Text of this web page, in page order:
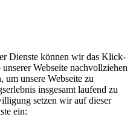
Dienste können wir das Klick-
Webseite nachvollziehen
um unsere Webseite zu
insgesamt laufend zu
setzen wir auf dieser
ein: